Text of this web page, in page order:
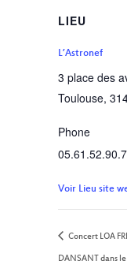
LIEU
L’Astronef
3 place des
Toulouse,
Phone
Voir Lieu site
Concert LOA
DANSANT dans